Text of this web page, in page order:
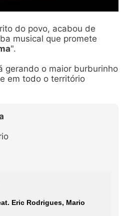
do povo, acabou de
musical que promete
".
gerando o maior burburinho
em todo o território
Eric Rodrigues, Mario